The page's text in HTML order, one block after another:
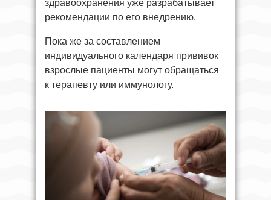
здравоохранения уже разрабатывает
рекомендации по его внедрению.
Пока же за составлением
индивидуального календаря прививок
взрослые пациенты могут обращаться
к терапевту или иммунологу.